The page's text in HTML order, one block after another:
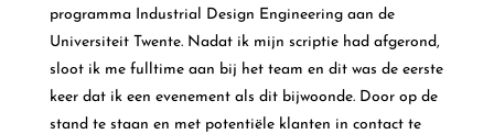
programma Industrial Design Engineering aan de
Universiteit Twente. Nadat ik mijn scriptie had afgerond,
sloot ik me fulltime aan bij het team en dit was de eerste
keer dat ik een evenement als dit bijwoonde. Door op de
stand te staan ​​en met potentiële klanten in contact te